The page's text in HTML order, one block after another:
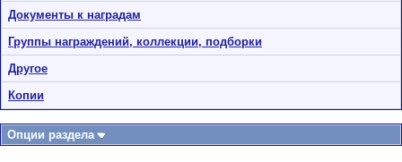
Документы к наградам
Группы награждений, коллекции, подборки
Другое
Копии
Опции раздела